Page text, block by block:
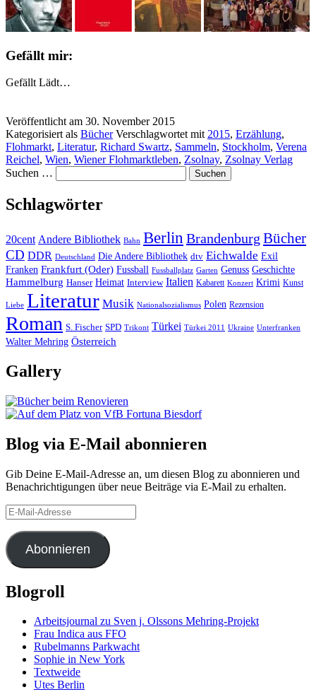
Gefällt mir:
Gefällt Lädt…
Veröffentlicht am 30. November 2015
Kategorisiert als Bücher Verschlagwortet mit 2015, Erzählung,
Flohmarkt, Literatur, Richard Swartz, Sammeln, Stockholm, Verena
Reichel, Wien, Wiener Flohmarktleben, Zsolnay, Zsolnay Verlag
Suchen …
Schlagwörter
20cent Andere Bibliothek Bahn Berlin Brandenburg Bücher
CD DDR Deutschland Die Andere Bibliothek dtv Eichwalde Exil
Franken Frankfurt (Oder) Fussball Fussballplatz Garten Genuss Geschichte
Hammelburg Hanser Heimat Interview Italien Kabarett Konzert Krimi Kunst
Liebe Literatur Musik Nationalsozialismus Polen Rezension
Roman S. Fischer SPD Trikont Türkei Türkei 2011 Ukraine Unterfranken
Walter Mehring Österreich
Gallery
Blog via E-Mail abonnieren
Gib Deine E-Mail-Adresse an, um diesen Blog zu abonnieren und
Benachrichtigungen über neue Beiträge via E-Mail zu erhalten.
E-
Mail-
Adresse
Abonnieren
Blogroll
Arbeitsjournal zu Sven j. Olssons Mehring-Projekt
Frau Indica aus FFO
Rubelmanns Parkwacht
Sophie in New York
Textweide
Utes Berlin